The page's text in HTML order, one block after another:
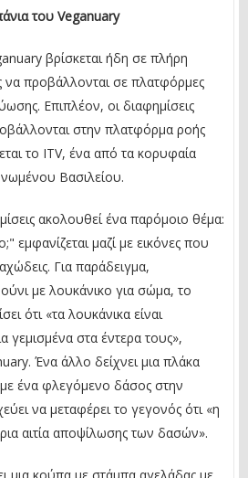
του Veganuary
βρίσκεται ήδη σε πλήρη
να προβάλλονται σε πλατφόρμες
Επιπλέον, οι διαφημίσεις
στην πλατφόρμα ροής
το ITV, ένα από τα κορυφαία
Βασιλείου.
ακολουθεί ένα παρόμοιο θέμα:
εμφανίζεται μαζί με εικόνες που
Για παράδειγμα,
με λουκάνικο για σώμα, το
ότι «τα λουκάνικα είναι
γεμισμένα στα έντερα τους»,
Ένα άλλο δείχνει μια πλάκα
ένα φλεγόμενο δάσος στην
να μεταφέρει το γεγονός ότι «η
αιτία αποψίλωσης των δασών».